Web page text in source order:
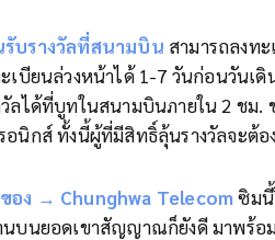
บรางวัลที่สนามบิน สามารถลงท
เบียนล่วงหน้าได้ 1-7 วันก่อนวันเ
ลได้ที่บูทในสนามบินภายใน 2 ชม.
อนิกส์ ทั้งนี้ผู้ที่มีสิทธิ์ลุ้นรางวัลจะต้อ
ง → Chunghwa Telecom ซิม
นบนยอดเขาสัญญาณก็ยังดี มาพร้อ